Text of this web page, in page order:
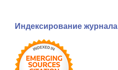
Индексирование журнала